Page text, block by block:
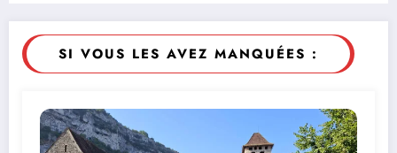
SI VOUS LES AVEZ MANQUÉES :